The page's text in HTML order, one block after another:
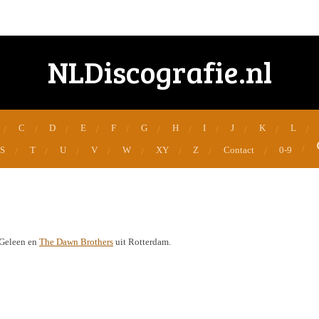
NLDiscografie.nl
C D E F G H I J K L
S T U V W XY Z Contact 0-9
en The Dawn Brothers uit Rotterdam.